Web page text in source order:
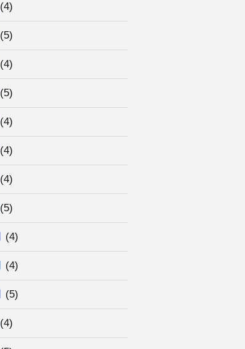
(4)
(5)
(4)
(5)
(4)
(4)
(4)
(5)
(4)
(4)
(5)
(4)